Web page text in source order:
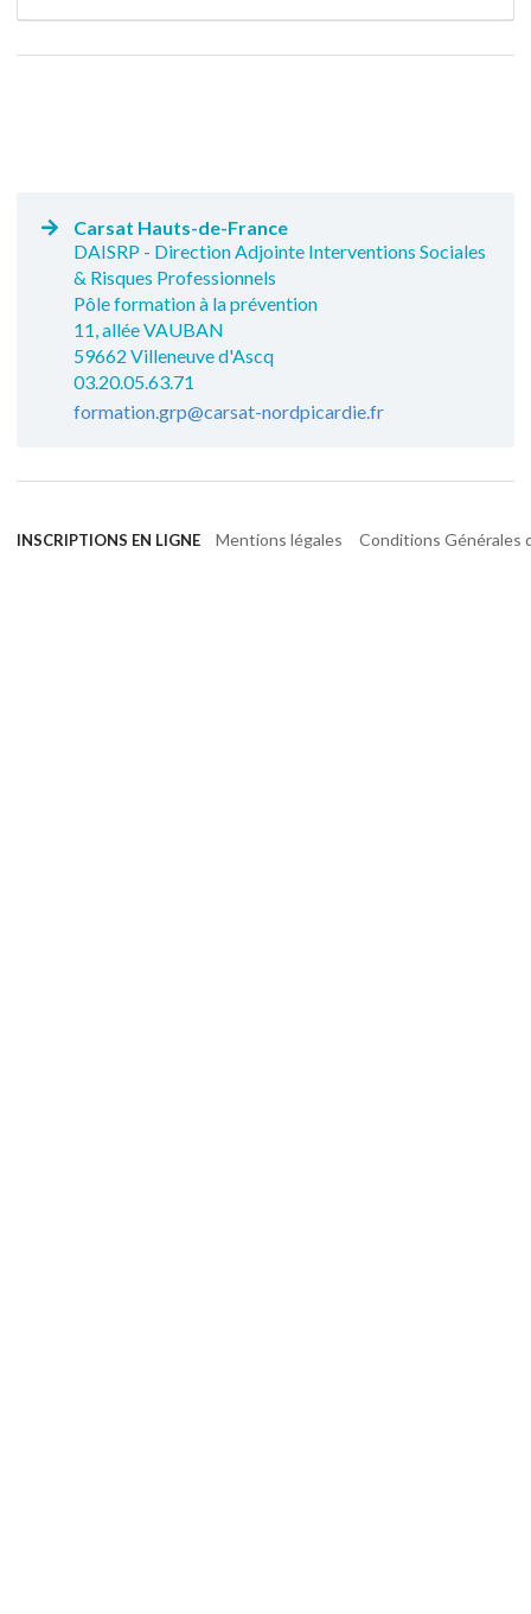
Carsat Hauts-de-France
DAISRP - Direction Adjointe Interventions Sociales
& Risques Professionnels
Pôle formation à la prévention
11, allée VAUBAN
59662 Villeneuve d'Ascq
03.20.05.63.71
formation.grp@carsat-nordpicardie.fr
INSCRIPTIONS EN LIGNE Mentions légales Conditions Générales